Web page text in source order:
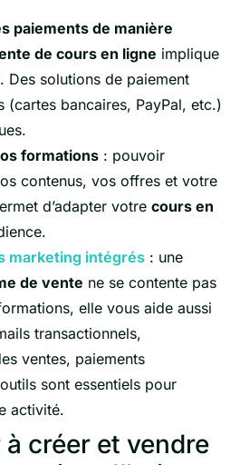
paiements de manière
de cours en ligne implique
Des solutions de paiement
(cartes bancaires, PayPal, etc.)
formations : pouvoir
contenus, vos offres et votre
d’adapter votre cours en
marketing intégrés : une
de vente ne se contente pas
elle vous aide aussi
transactionnels,
ventes, paiements
sont essentiels pour
activité.
créer et vendre